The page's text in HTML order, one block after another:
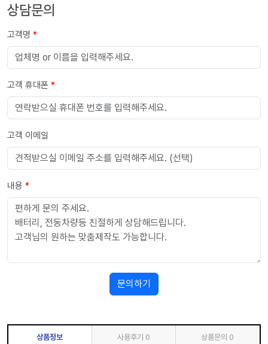
상담문의
고객명 *
고객 휴대폰 *
고객 이메일
내용 *
문의하기
상품정보 사용후기 0 상품문의 0